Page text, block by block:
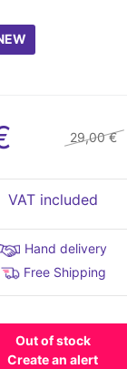
29,00 €
VAT included
Hand delivery
Free Shipping
Out of stock
Create an alert